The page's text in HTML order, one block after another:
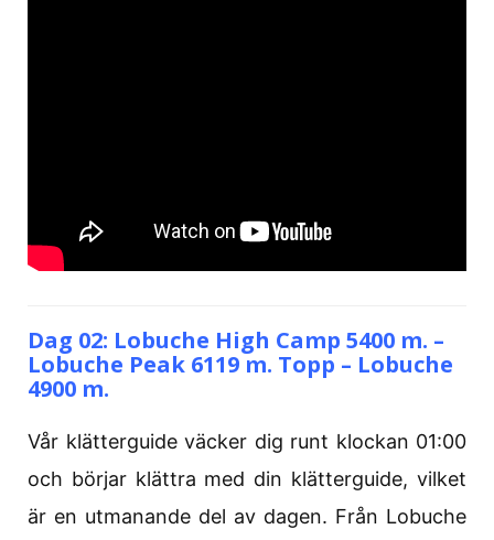
Dag 02: Lobuche High Camp 5400 m. –
Lobuche Peak 6119 m. Topp – Lobuche
4900 m.
Vår klätterguide väcker dig runt klockan 01:00
och börjar klättra med din klätterguide, vilket
är en utmanande del av dagen. Från Lobuche